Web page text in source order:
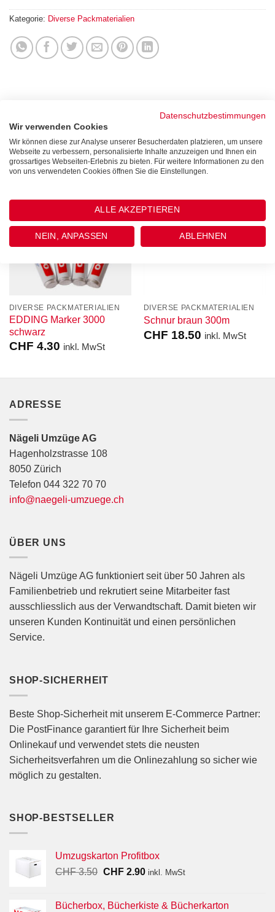
Kategorie: Diverse Packmaterialien
ÄHNLICHE PRODUKTE
DIVERSE PACKMATERIALIEN
EDDING Marker 3000
schwarz
CHF 4.30 inkl. MwSt
DIVERSE PACKMATERIALIEN
Schnur braun 300m
CHF 18.50 inkl. MwSt
ADRESSE
Nägeli Umzüge AG
Hagenholzstrasse 108
8050 Zürich
Telefon 044 322 70 70
info@naegeli-umzuege.ch
ÜBER UNS
Nägeli Umzüge AG funktioniert seit über 50 Jahren als
Familienbetrieb und rekrutiert seine Mitarbeiter fast
ausschliesslich aus der Verwandtschaft. Damit bieten wir
unseren Kunden Kontinuität und einen persönlichen
Service.
SHOP-SICHERHEIT
Beste Shop-Sicherheit mit unserem E-Commerce Partner:
Die PostFinance garantiert für Ihre Sicherheit beim
Onlinekauf und verwendet stets die neusten
Sicherheitsverfahren um die Onlinezahlung so sicher wie
möglich zu gestalten.
SHOP-BESTSELLER
Umzugskarton Profitbox
CHF3.50 Ursprünglicher
CHF 3.50
CHF2.90Aktueller
CHF 2.90.
inkl. MwSt
Bücherbox, Bücherkiste & Bücherkarton
Datenschutzbestimmungen
Wir verwenden Cookies
Wir können diese zur Analyse unserer Besucherdaten platzieren, um unsere
Webseite zu verbessern, personalisierte Inhalte anzuzeigen und Ihnen ein
grossartiges Webseiten-Erlebnis zu bieten. Für weitere Informationen zu den
von uns verwendeten Cookies öffnen Sie die Einstellungen.
ALLE AKZEPTIEREN
NEIN, ANPASSEN ABLEHNEN